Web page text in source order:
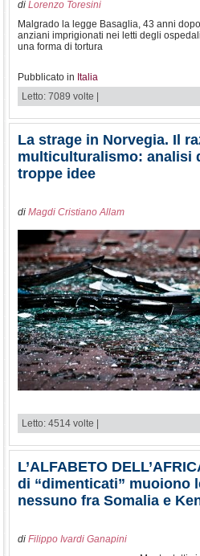
di Lorenzo Toresini
Malgrado la legge Basaglia, 43 anni
anziani imprigionati nei letti degli
una forma di tortura
Pubblicato in Italia
Letto: 7089 volte |
La strage in Norvegia. Il
multiculturalismo: analisi
troppe idee
di Magdi Cristiano Allam
Letto: 4514 volte |
L’ALFABETO
di “dimenticati” muoiono
nessuno fra Somalia e
di Filippo Ivardi Ganapini